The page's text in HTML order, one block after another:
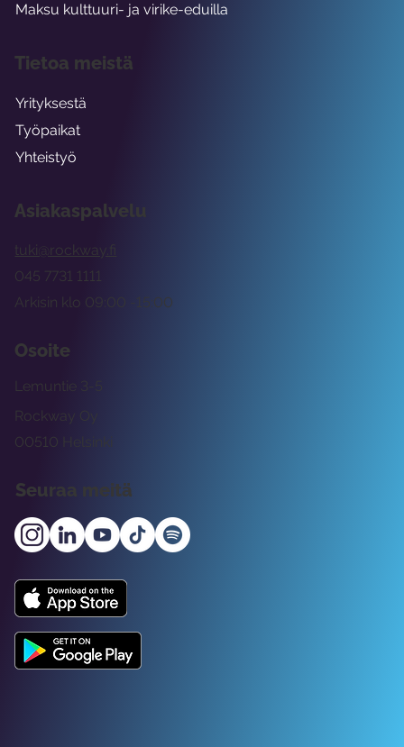
Asiakaspalvelu
tuki@rockway.fi
Arkisin klo 09:00 -15:00
045 7731 1111
Osoite
Rockway Oy
Lemuntie 3-5
00510 Helsinki
Seuraa meitä
Maksu kulttuuri- ja virike-eduilla
Tietoa meistä
Yrityksestä
Työpaikat
Yhteistyö